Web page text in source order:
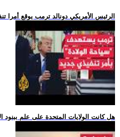
.. الرئيس الأمريكي دونالد ترمب يوقع أمرا
.. هل كانت الولايات المتحدة على علم ببنود